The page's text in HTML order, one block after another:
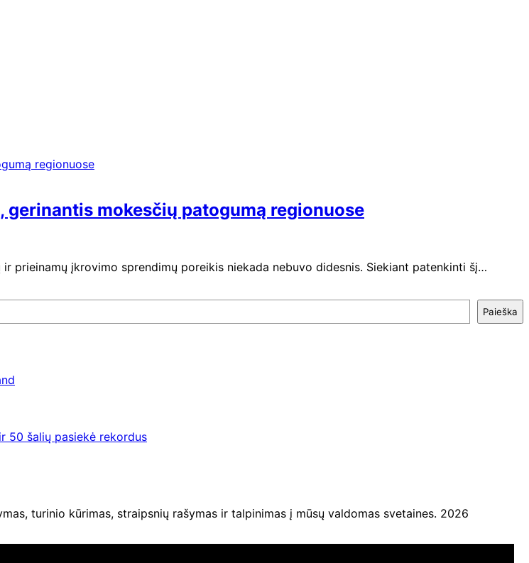
mokesčių patogumą regionuose
prieinamų įkrovimo sprendimų poreikis niekada nebuvo didesnis. Siekiant patenkinti šį…
Paieška
50 šalių pasiekė rekordus
turinio kūrimas, straipsnių rašymas ir talpinimas į mūsų valdomas svetaines. 2026